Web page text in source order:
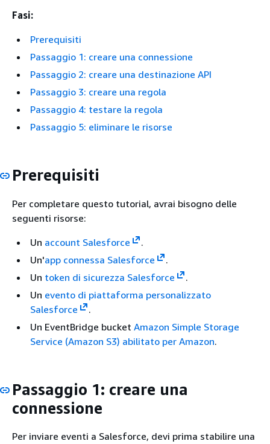
Fasi:
Prerequisiti
Passaggio 1: creare una connessione
Passaggio 2: creare una destinazione API
Passaggio 3: creare una regola
Passaggio 4: testare la regola
Passaggio 5: eliminare le risorse
Prerequisiti
Per completare questo tutorial, avrai bisogno delle
seguenti risorse:
Un account Salesforce
.
Un'app connessa Salesforce
.
Un token di sicurezza Salesforce
.
Un evento di piattaforma personalizzato
Salesforce
.
Un EventBridge bucket Amazon Simple Storage
Service (Amazon S3) abilitato per Amazon.
Passaggio 1: creare una
connessione
Per inviare eventi a Salesforce, devi prima stabilire una